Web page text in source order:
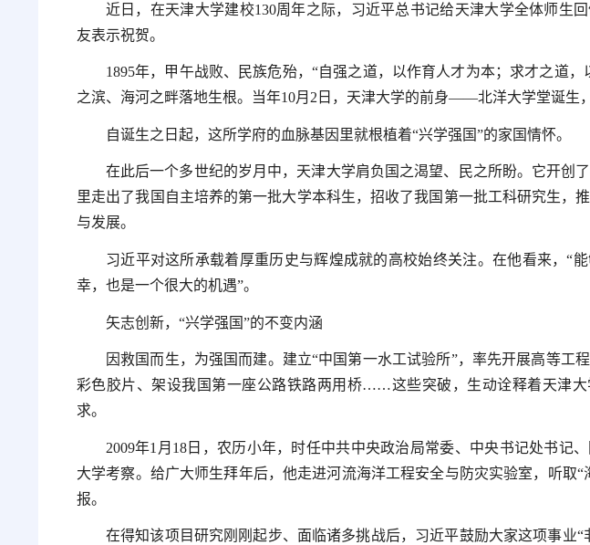
近日，在天津大学建校130周年之际，习近平总书记给天津大学全体师生
友表示祝贺。
1895年，甲午战败、民族危殆，“自强之道，以作育人才为本；求才之道
之滨、海河之畔落地生根。当年10月2日，天津大学的前身——北洋大学堂诞生
自诞生之日起，这所学府的血脉基因里就根植着“兴学强国”的家国情怀。
在此后一个多世纪的岁月中，天津大学肩负国之渴望、民之所盼。它开创
里走出了我国自主培养的第一批大学本科生，招收了我国第一批工科研究生，
与发展。
习近平对这所承载着厚重历史与辉煌成就的高校始终关注。在他看来，“
幸，也是一个很大的机遇”。
矢志创新，“兴学强国”的不变内涵
因救国而生，为强国而建。建立“中国第一水工试验所”，率先开展高等工
彩色胶片、架设我国第一座公路铁路两用桥……这些突破，生动诠释着天津大
求。
2009年1月18日，农历小年，时任中共中央政治局常委、中央书记处书记
大学考察。给广大师生拜年后，他走进河流海洋工程安全与防灾实验室，听取“
报。
在得知该项目研究刚刚起步、面临诸多挑战后，习近平鼓励大家这项事业“